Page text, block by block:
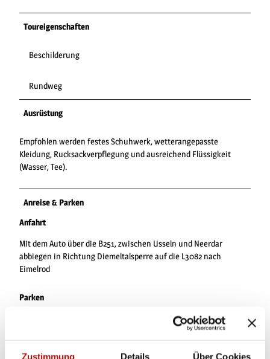
Zustimmung Details Über Cookies
Toureigenschaften
Beschilderung
Rundweg
Ausrüstung
Empfohlen werden festes Schuhwerk, wetterangepasste
Kleidung, Rucksackverpflegung und ausreichend Flüssigkeit
(Wasser, Tee).
Anreise & Parken
Anfahrt
Mit dem Auto über die B251, zwischen Usseln und Neerdar
abbiegen in Richtung Diemeltalsperre auf die L3082 nach
Eimelrod
Parken
Kostenlose Parkplätze am Dorfgemeinschaftshaus oder
Sportplatz, Am Mühlenbach 22, 34508 Willingen, Ortsteil Eimelrod